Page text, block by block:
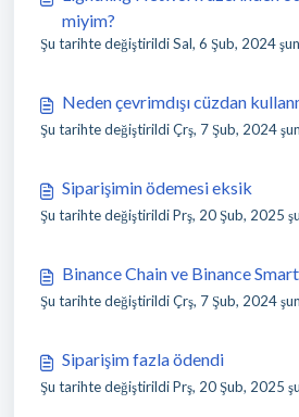
miyim?
Şu tarihte değiştirildi Sal, 6 Şub, 2024
Neden çevrimdışı cüzdan
Şu tarihte değiştirildi Çrş, 7 Şub, 2024
Siparişimin ödemesi eksik
Şu tarihte değiştirildi Prş, 20 Şub, 2025
Binance Chain ve Binance Smart
Şu tarihte değiştirildi Çrş, 7 Şub, 2024
Siparişim fazla ödendi
Şu tarihte değiştirildi Prş, 20 Şub, 2025